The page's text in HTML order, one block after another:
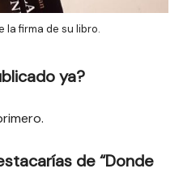
la firma de su libro.
ya?
de “Donde